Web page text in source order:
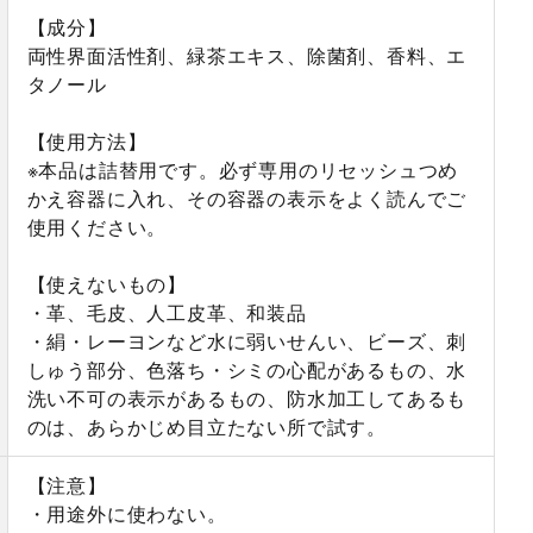
【成分】
両性界面活性剤、緑茶エキス、除菌剤、香料、エ
タノール
【使用方法】
※本品は詰替用です。必ず専用のリセッシュつめ
かえ容器に入れ、その容器の表示をよく読んでご
使用ください。
【使えないもの】
・革、毛皮、人工皮革、和装品
・絹・レーヨンなど水に弱いせんい、ビーズ、刺
しゅう部分、色落ち・シミの心配があるもの、水
洗い不可の表示があるもの、防水加工してあるも
のは、あらかじめ目立たない所で試す。
【注意】
・用途外に使わない。